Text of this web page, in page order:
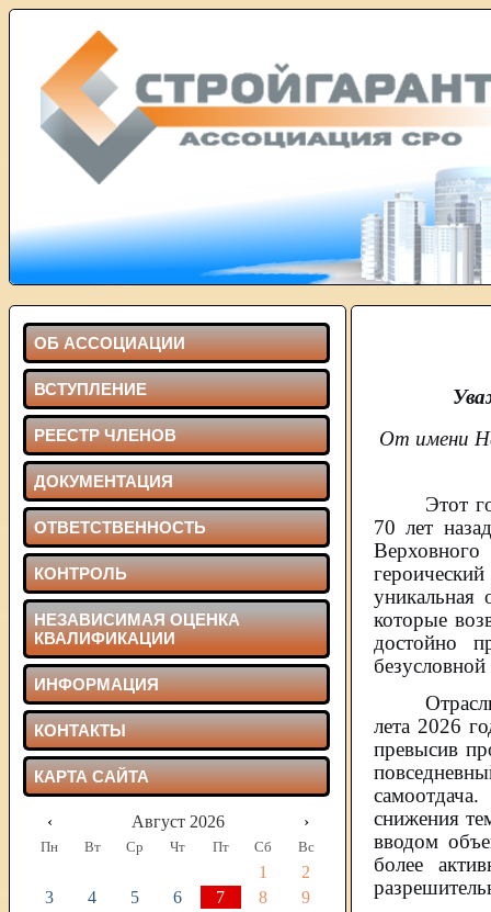
ОБ АССОЦИАЦИИ
ВСТУПЛЕНИЕ
РЕЕСТР ЧЛЕНОВ
ДОКУМЕНТАЦИЯ
ОТВЕТСТВЕННОСТЬ
КОНТРОЛЬ
НЕЗАВИСИМАЯ ОЦЕНКА
КВАЛИФИКАЦИИ
ИНФОРМАЦИЯ
КОНТАКТЫ
КАРТА САЙТА
‹ Август 2026 ›
Пн Вт Ср Чт Пт Сб Вс
1
2
3
4 5 6 7 8
9
От имени
Этот
70 лет
уникальная
которые
достойно
лета 2026
превысив
снижения
вводом
более